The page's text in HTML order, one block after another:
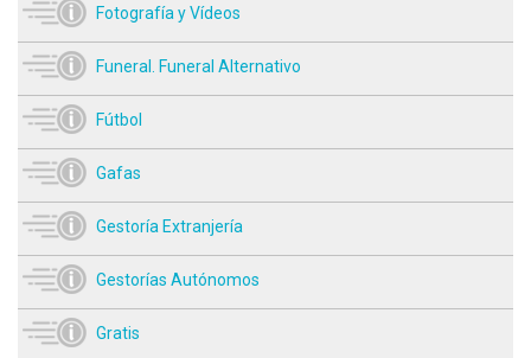
Fotografía y Vídeos
Funeral. Funeral Alternativo
Fútbol
Gafas
Gestoría Extranjería
Gestorías Autónomos
Gratis